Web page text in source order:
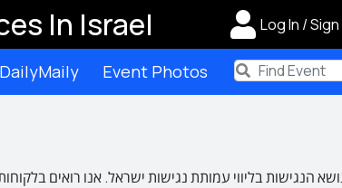
In Israel Log In /
DailyMaily Event Photos Term
בליווי עמותת נגישות ישראל. אנו רואים